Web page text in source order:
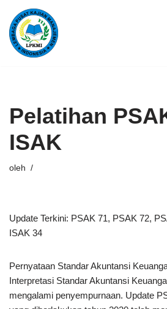
Lompat
ke
Pelatihan
ISAK
oleh
Update Terkini: PSAK 71, PSAK 72,
ISAK 34
Pernyataan Standar Akuntansi
Interpretasi Standar Akuntansi
mengalami penyempurnaan. Update